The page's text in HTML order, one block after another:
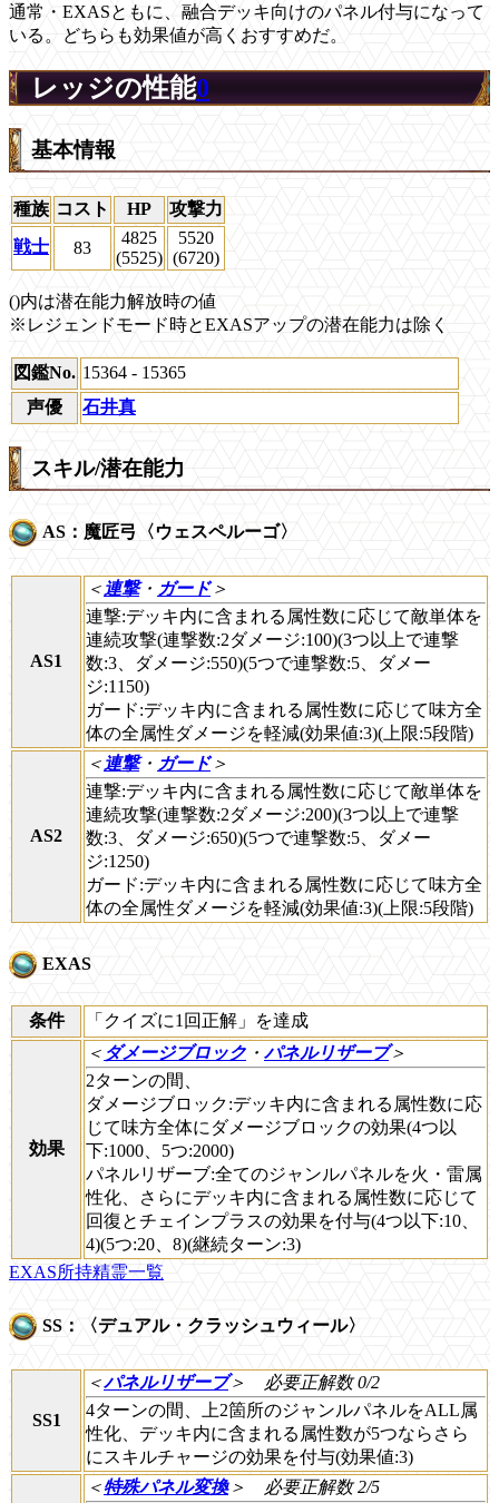
通常・EXASともに、融合デッキ向けのパネル付与になって
いる。どちらも効果値が高くおすすめだ。
レッジの性能0
基本情報
種族 コスト HP
攻撃力
戦士
83
4825
(5525)
5520
(6720)
()内は潜在能力解放時の値
※レジェンドモード時とEXASアップの潜在能力は除く
図鑑No. 15364 - 15365
声優
石井真
スキル/潜在能力
AS：魔匠弓〈ウェスペルーゴ〉
AS1
＜ 連撃・ ガード＞
連撃:デッキ内に含まれる属性数に応じて敵単体を
連続攻撃(連撃数:2ダメージ:100)(3つ以上で連撃
数:3、ダメージ:550)(5つで連撃数:5、ダメー
ジ:1150)
ガード:デッキ内に含まれる属性数に応じて味方全
体の全属性ダメージを軽減(効果値:3)(上限:5段階)
AS2
＜ 連撃・ ガード＞
連撃:デッキ内に含まれる属性数に応じて敵単体を
連続攻撃(連撃数:2ダメージ:200)(3つ以上で連撃
数:3、ダメージ:650)(5つで連撃数:5、ダメー
ジ:1250)
ガード:デッキ内に含まれる属性数に応じて味方全
体の全属性ダメージを軽減(効果値:3)(上限:5段階)
EXAS
条件 「クイズに1回正解」を達成
効果
＜ ダメージブロック ・ パネルリザーブ＞
2ターンの間、
ダメージブロック:デッキ内に含まれる属性数に応
じて味方全体にダメージブロックの効果(4つ以
下:1000、5つ:2000)
パネルリザーブ:全てのジャンルパネルを火・雷属
性化、さらにデッキ内に含まれる属性数に応じて
回復とチェインプラスの効果を付与(4つ以下:10、
4)(5つ:20、8)(継続ターン:3)
EXAS所持精霊一覧
SS：〈デュアル・クラッシュウィール〉
SS1
＜パネルリザーブ＞
必要正解数 0/2
4ターンの間、上2箇所のジャンルパネルをALL属
性化、デッキ内に含まれる属性数が5つならさら
にスキルチャージの効果を付与(効果値:3)
＜特殊パネル変換＞ 必要正解数 2/5